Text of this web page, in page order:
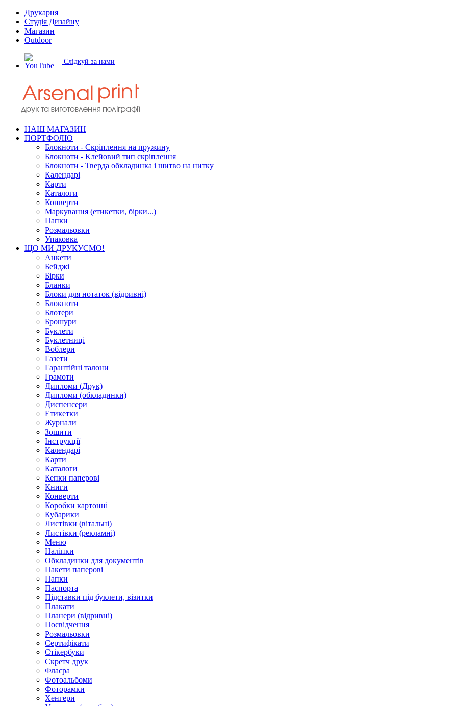
Друкарня
Студія Дизайну
Магазин
Outdoor
| Слідкуй за нами
НАШ МАГАЗИН
ПОРТФОЛІО
Блокноти - Скріплення на пружину
Блокноти - Клейовий тип скріплення
Блокноти - Тверда обкладинка і шитво на нитку
Календарі
Карти
Каталоги
Конверти
Маркування (етикетки, бірки...)
Папки
Розмальовки
Упаковка
ЩО МИ ДРУКУЄМО!
Анкети
Бейджі
Бірки
Бланки
Блоки для нотаток (відривні)
Блокноти
Блотери
Брошури
Буклети
Буклетниці
Воблери
Газети
Гарантійні талони
Грамоти
Дипломи (Друк)
Дипломи (обкладинки)
Диспенсери
Етикетки
Журнали
Зошити
Інструкції
Календарі
Карти
Каталоги
Кепки паперові
Книги
Конверти
Коробки картонні
Кубарики
Листівки (вітальні)
Листівки (рекламні)
Меню
Наліпки
Обкладинки для документів
Пакети паперові
Папки
Паспорта
Підставки під буклети, візитки
Плакати
Планери (відривні)
Посвідчення
Розмальовки
Сертифікати
Стікербуки
Скретч друк
Флаєра
Фотоальбоми
Фоторамки
Хенгери